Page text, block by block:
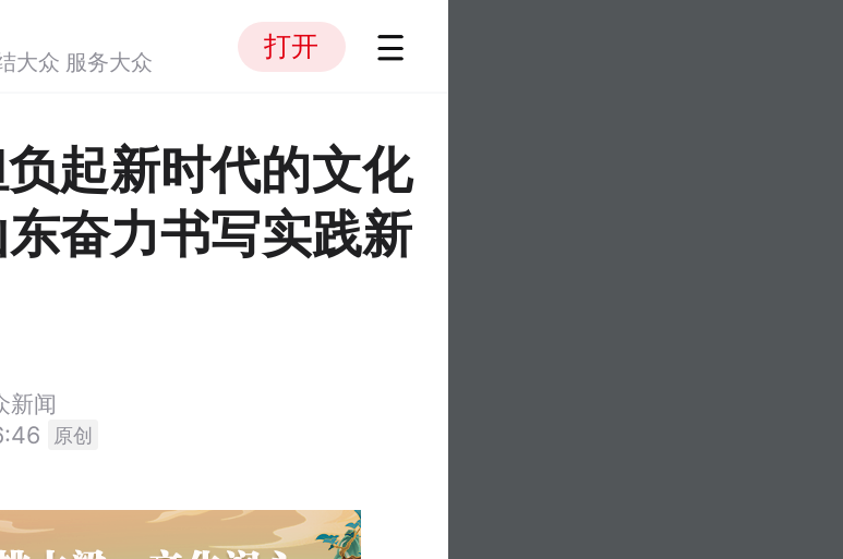
大众 服务大众 打开
起新时代的文化
奋力书写实践新
新闻
原创